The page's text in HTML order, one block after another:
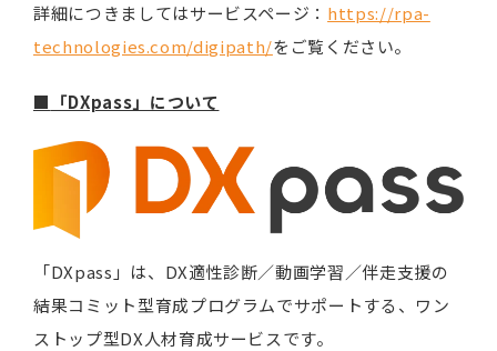
詳細につきましてはサービスページ： https://rpa-
technologies.com/digipath/をご覧ください。
■ 「DXpass」について
「DXpass」は、DX適性診断／動画学習／伴走支援の
結果コミット型育成プログラムでサポートする、ワン
ストップ型DX人材育成サービスです。